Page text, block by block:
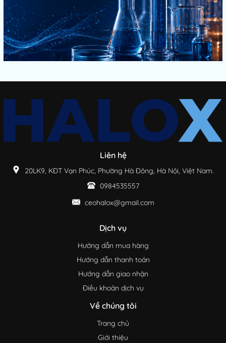
Liên hệ
20LK9, KĐT Vạn Phúc, Phường Hà Đông, Hà Nội, Việt Nam.
0984535557
ceohalox@gmail.com
Dịch vụ
Hướng dẫn mua hàng
Hướng dẫn thanh toán
Hướng dẫn giao nhận
Điều khoản dịch vụ
Về chúng tôi
Trang chủ
Giới thiệu